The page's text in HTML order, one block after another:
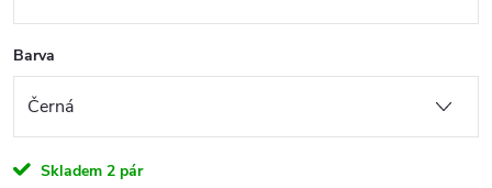
Barva
Skladem 2 pár